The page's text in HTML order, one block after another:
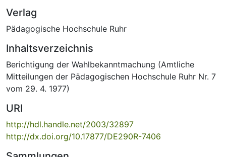
Verlag
Pädagogische Hochschule Ruhr
Inhaltsverzeichnis
Berichtigung der Wahlbekanntmachung (Amtliche
Mitteilungen der Pädagogischen Hochschule Ruhr Nr. 7
vom 29. 4. 1977)
URI
http://hdl.handle.net/2003/32897
http://dx.doi.org/10.17877/DE290R-7406